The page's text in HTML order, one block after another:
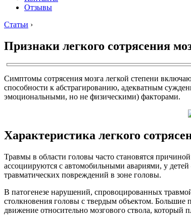
Отзывы
Статьи ›
Признаки легкого сотрясения
Симптомы сотрясения мозга легкой степени
способности к абстрагированию, адекватным
эмоциональными, но не физическими) факторами.
Характеристика легкого
Травмы в области головы часто становятся
ассоциируются с автомобильными авариями, у
травматических повреждений в зоне головы.
В патогенезе нарушений, спровоцированных
столкновения головы с твердым объектом. Большие
движение относительно мозгового ствола,